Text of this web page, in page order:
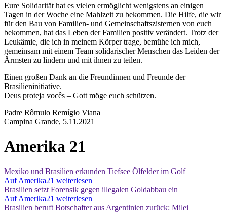
Eure Solidarität hat es vielen ermöglicht wenigstens an einigen
Tagen in der Woche eine Mahlzeit zu bekommen. Die Hilfe, die wir
für den Bau von Familien- und Gemeinschaftszisternen von euch
bekommen, hat das Leben der Familien positiv verändert. Trotz der
Leukämie, die ich in meinem Körper trage, bemühe ich mich,
gemeinsam mit einem Team solidarischer Menschen das Leiden der
Ärmsten zu lindern und mit ihnen zu teilen.
Einen großen Dank an die Freundinnen und Freunde der
Brasilieninitiative.
Deus proteja vocês – Gott möge euch schützen.
Padre Rômulo Remígio Viana
Campina Grande, 5.11.2021
Amerika 21
Mexiko und Brasilien erkunden Tiefsee Ölfelder im Golf
Auf Amerika21 weiterlesen
Brasilien setzt Forensik gegen illegalen Goldabbau ein
Auf Amerika21 weiterlesen
Brasilien beruft Botschafter aus Argentinien zurück: Milei